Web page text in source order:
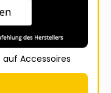
auf Accessoires